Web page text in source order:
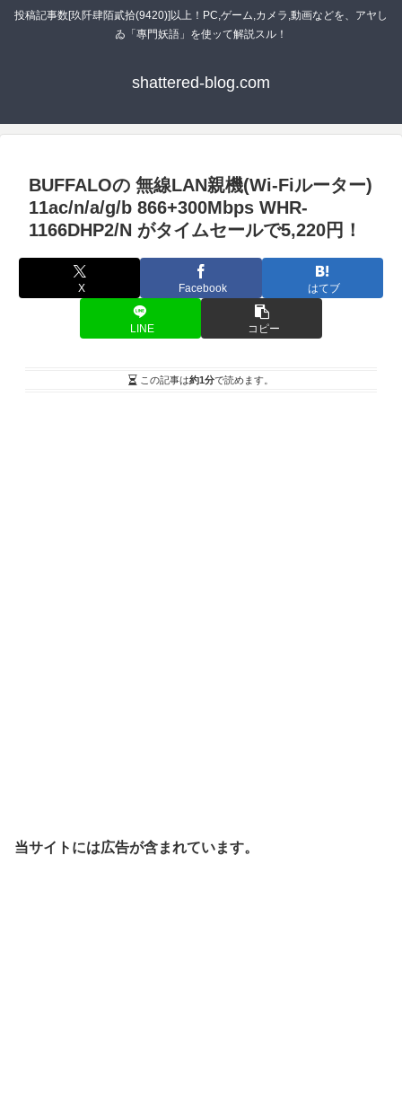
投稿記事数[玖阡肆陌貳拾(9420)]以上！PC,ゲーム,カメラ,動画などを、アヤし
ゐ「專門妖語」を使ッて解説スル！
shattered-blog.com
BUFFALOの 無線LAN親機(Wi-Fiルーター)
11ac/n/a/g/b 866+300Mbps WHR-
1166DHP2/N がタイムセールで5,220円！
X Facebook はてブ
LINE コピー
この記事は約1分で読めます。
当サイトには広告が含まれています。